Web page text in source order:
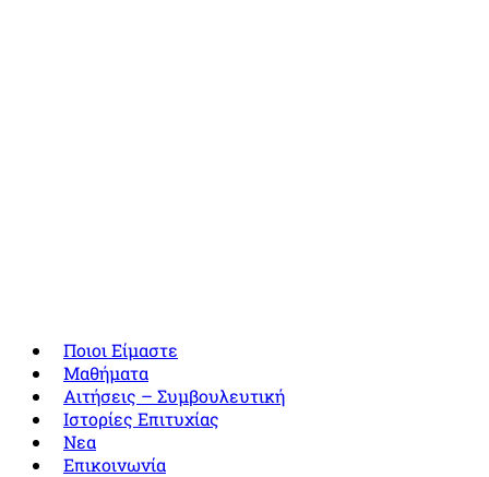
Ποιοι Είμαστε
Μαθήματα
Αιτήσεις – Συμβουλευτική
Ιστορίες Επιτυχίας
Νεα
Επικοινωνία